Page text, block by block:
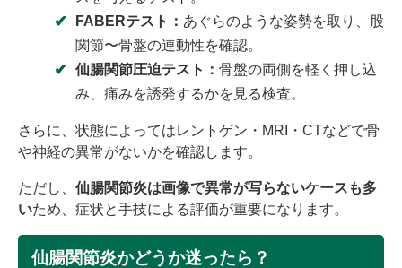
FABERテスト： あぐらのような姿勢を取り、股
関節〜骨盤の連動性を確認。
仙腸関節圧迫テスト： 骨盤の両側を軽く押し込
み、痛みを誘発するかを見る検査。
さらに、状態によってはレントゲン・MRI・CTなどで骨
や神経の異常がないかを確認します。
ただし、 仙腸関節炎は画像で異常が写らないケースも多
いため、症状と手技による評価が重要になります。
仙腸関節炎かどうか迷ったら？